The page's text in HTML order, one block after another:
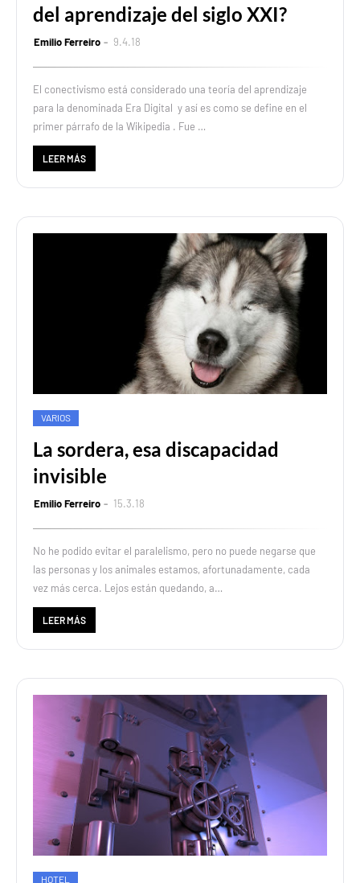
del aprendizaje del siglo XXI?
Emilio Ferreiro 9.4.18
El conectivismo está considerado una teoría del aprendizaje
para la denominada Era Digital y así es como se define en el
primer párrafo de la Wikipedia . Fue …
LEER MÁS
VARIOS
La sordera, esa discapacidad
invisible
Emilio Ferreiro 15.3.18
No he podido evitar el paralelismo, pero no puede negarse que
las personas y los animales estamos, afortunadamente, cada
vez más cerca. Lejos están quedando, a…
LEER MÁS
HOTEL